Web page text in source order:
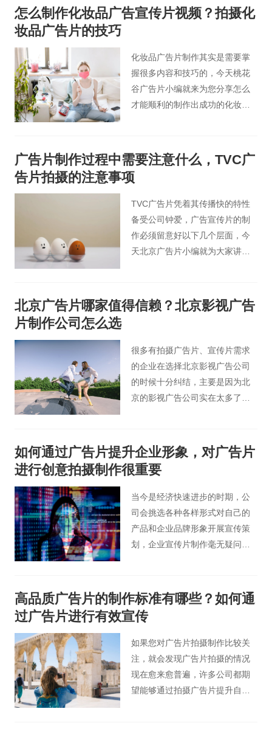
畅，具有视觉冲击力，从视觉到
听觉给观众不一样的感觉，能抓
怎么制作化妆品广告宣传片视频？拍摄化
妆品广告片的技巧
化妆品广告片制作其实是需要掌
握很多内容和技巧的，今天桃花
谷广告片小编就来为您分享怎么
才能顺利的制作出成功的化妆品
广告片制作过程中需要注意什么，TVC广
告片拍摄的注意事项
TVC广告片凭着其传播快的特性
备受公司钟爱，广告宣传片的制
作必须留意好以下几个层面，今
天北京广告片小编就为大家讲解
北京广告片哪家值得信赖？北京影视广告
片制作公司怎么选
很多有拍摄广告片、宣传片需求
的企业在选择北京影视广告公司
的时候十分纠结，主要是因为北
京的影视广告公司实在太多了，
司。今天就和大家简单聊一聊在
北京该怎么选择适合自己的影视
广告公司。
如何通过广告片提升企业形象，对广告片
进行创意拍摄制作很重要
当今是经济快速进步的时期，公
司会挑选各种各样形式对自己的
产品和企业品牌形象开展宣传策
划，企业宣传片制作毫无疑问是
创意，通过公司宣传片制作公
司，可以合理迅速的提高企业品
牌形象。
高品质广告片的制作标准有哪些？如何通
过广告片进行有效宣传
如果您对广告片拍摄制作比较关
注，就会发现广告片拍摄的情况
现在愈来愈普遍，许多公司都期
望能够通过拍摄广告片提升自身